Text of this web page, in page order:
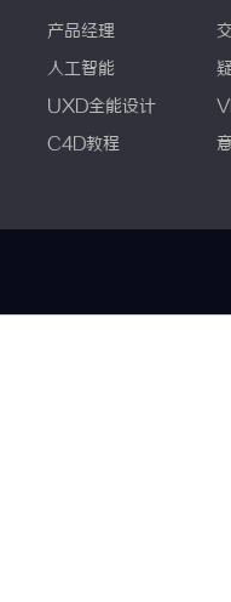
产品经理
人工智能
UXD全能设计
C4D教程